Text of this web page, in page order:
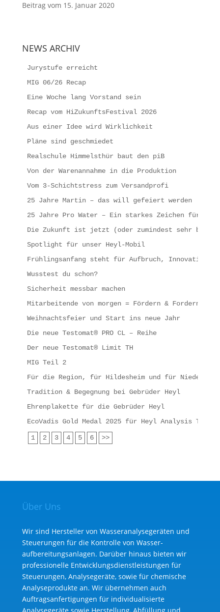
Beitrag vom 15. Januar 2020
NEWS ARCHIV
Jurystufe erreicht
MIG 06/26 Recap
Eine Woche lang Vorstand sein
Recap vom HiZukunftsFestival 2026
Aus einer Idee wird Wirklichkeit
Pläne sind geschmiedet
Realschule Himmelsthür baut den piB
Von der Warenannahme in die Produktion
Vom 3-Schichtstress zum Versandprofi
25 Jahre Martin – das will gefeiert werden
25 Jahre Pro Water – Ein starkes Zeichen für
Die Zukunft ist jetzt (oder zumindest sehr bald)
Spotlight für unser Heyl-Mobil
Frühlingsanfang steht für Aufbruch, Innovation
Wusstest du schon?
Sicherheit messbar machen
Mitarbeitende von morgen = Fördern & Fordern
Weihnachtsfeier und Start ins neue Jahr
Die neue Testomat® PRO CL – Reihe
Der neue Testomat® Limit TH
MIG Teil 2
Für die Region, für Hildesheim und für
Tradition & Begegnung bei Gebrüder Heyl
Ehrenplakette für die Gebrüder Heyl
EcoVadis Gold Medal 2025 für Heyl Analysis
1 2 3 4 5 6 >>
Über Uns
Wir sind Hersteller von Wasseranalysegeräten und
Steuerungen für die Kontrolle von Wasser­
aufbereitungs­anlagen. Darüber hinaus bieten wir
professionelle Entwicklungs­dienst­leistungen für
Steuerungen, Analysegeräte, sowie für chemische
Analyse­produkte an. Wir übernehmen auch
Auftragsanfertigungen für individualisierte